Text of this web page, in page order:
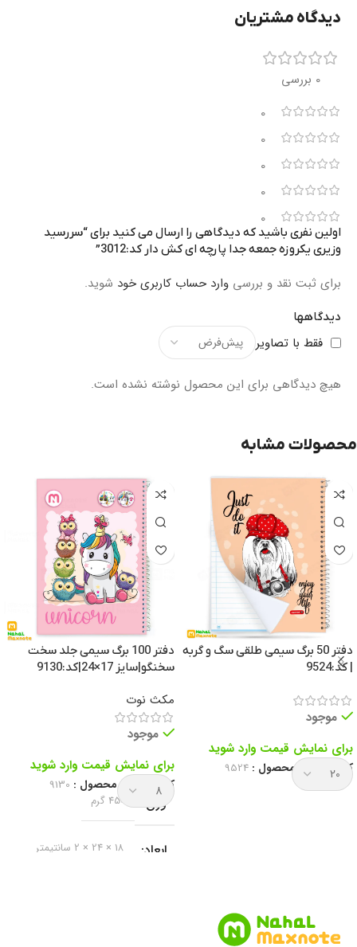
دیدگاه مشتریان
0 بررسی
0
0
0
0
0
دیدگاهها
فقط با تصاویر
هیچ دیدگاهی برای این محصول نوشته نشده است.
اولین نفری باشید که دیدگاهی را ارسال می کنید برای “سررسید
وزیری یکروزه جمعه جدا پارچه ای کش دار کد:3012”
برای ثبت نقد و بررسی وارد حساب کاربری خود شوید.
محصولات مشابه
دفتر 50 برگ سیمی طلقی سگ و گربه
| کد:9524
موجود
برای نمایش قیمت وارد شوید
کد انحصاری محصول : 9524
دفتر 100 برگ سیمی جلد سخت
سخنگو|سایز 17×24|کد:9130
مکث نوت
موجود
برای نمایش قیمت وارد شوید
کد انحصاری محصول : 9130
وزن 450 گرم
ابعاد 18 × 24 × 2 سانتیمتر